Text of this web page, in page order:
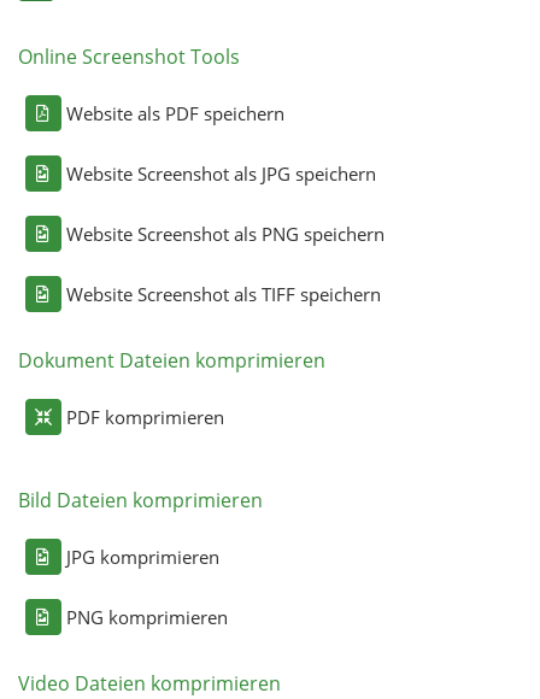
Online Screenshot Tools
Website als PDF speichern
Website Screenshot als JPG speichern
Website Screenshot als PNG speichern
Website Screenshot als TIFF speichern
Dokument Dateien komprimieren
PDF komprimieren
Bild Dateien komprimieren
JPG komprimieren
PNG komprimieren
Video Dateien komprimieren